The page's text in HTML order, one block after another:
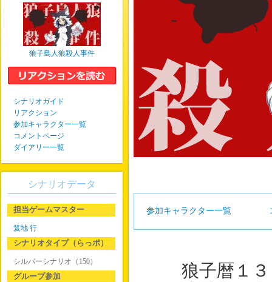
参加キャラクター一覧
狼子暦１３
狼子島人狼殺人事件
シナリオガイド
リアクション
参加キャラクター一覧
コメントページ
ダイアリー一覧
シナリオデータ
担当ゲームマスター
笈地 行
シナリオタイプ（らっポ）
シルバーシナリオ（150）
グループ参加